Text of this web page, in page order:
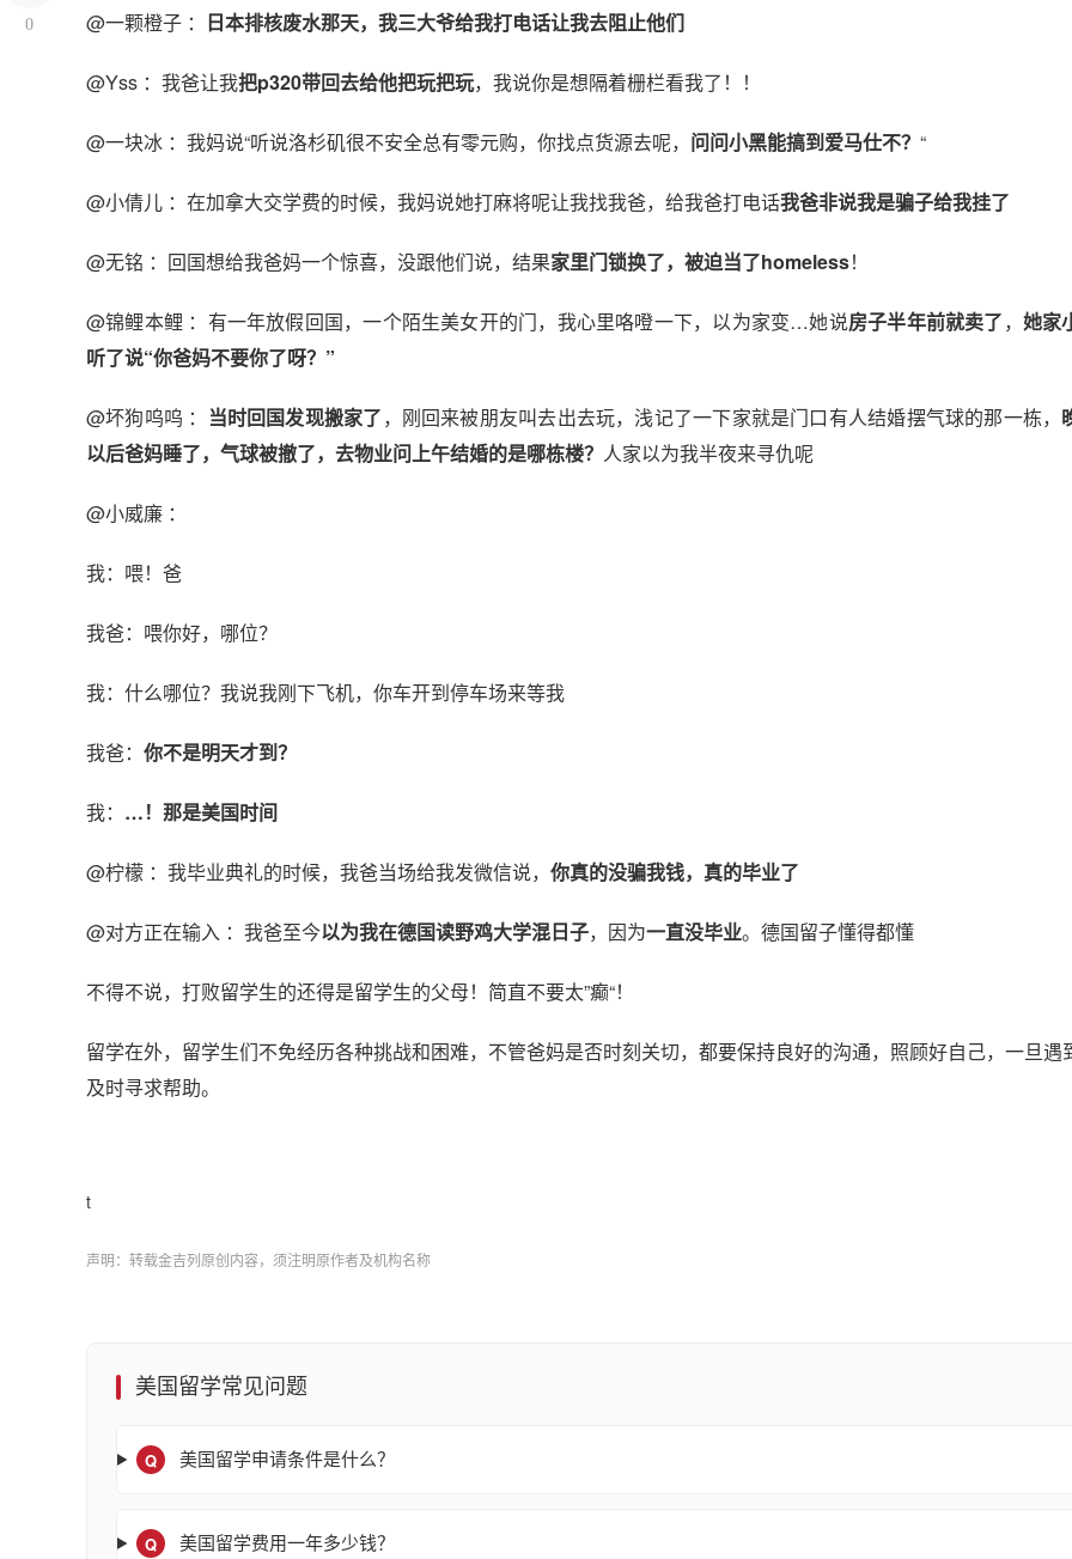
0 @一颗橙子 ： 日本排核废水那天，我三大爷给我打电话让我去阻止他们
@Yss ：我爸让我把p320带回去给他把玩把玩，我说你是想隔着栅栏看我了！！
@一块冰 ：我妈说“听说洛杉矶很不安全总有零元购，你找点货源去呢， 问问小黑能搞到爱马仕不？ “
@小倩儿 ：在加拿大交学费的时候，我妈说她打麻将呢让我找我爸，给我爸打电话我爸非说我是骗子给我挂了
@无铭 ：回国想给我爸妈一个惊喜，没跟他们说，结果家里门锁换了，被迫当了homeless！
@锦鲤本鲤 ：有一年放假回国，一个陌生美女开的门，我心里咯噔一下，以为家变…她说房子半年前就卖了， 她家
听了说“你爸妈不要你了呀？”
@坏狗呜呜 ： 当时回国发现搬家了，刚回来被朋友叫去出去玩，浅记了一下家就是门口有人结婚摆气球的那一栋，
以后爸妈睡了，气球被撤了，去物业问上午结婚的是哪栋楼？ 人家以为我半夜来寻仇呢
@小威廉 ：
我：喂！爸
我爸：喂你好，哪位？
我：什么哪位？我说我刚下飞机，你车开到停车场来等我
我爸： 你不是明天才到？
我： …！那是美国时间
@柠檬 ：我毕业典礼的时候，我爸当场给我发微信说， 你真的没骗我钱，真的毕业了
@对方正在输入 ：我爸至今以为我在德国读野鸡大学混日子，因为一直没毕业。德国留子懂得都懂
不得不说，打败留学生的还得是留学生的父母！简直不要太”癫“！
留学在外，留学生们不免经历各种挑战和困难，不管爸妈是否时刻关切，都要保持良好的沟通，照顾好自己，一旦遇
及时寻求帮助。
t
声明：转载金吉列原创内容，须注明原作者及机构名称
美国留学常见问题
Q 美国留学申请条件是什么？
Q 美国留学费用一年多少钱？